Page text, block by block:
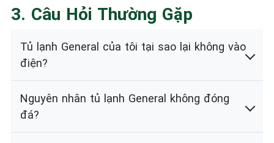
3. Câu Hỏi Thường Gặp
Tủ lạnh General của tôi tại sao lại không vào
điện?
Nguyên nhân tủ lạnh General không đóng
đá?